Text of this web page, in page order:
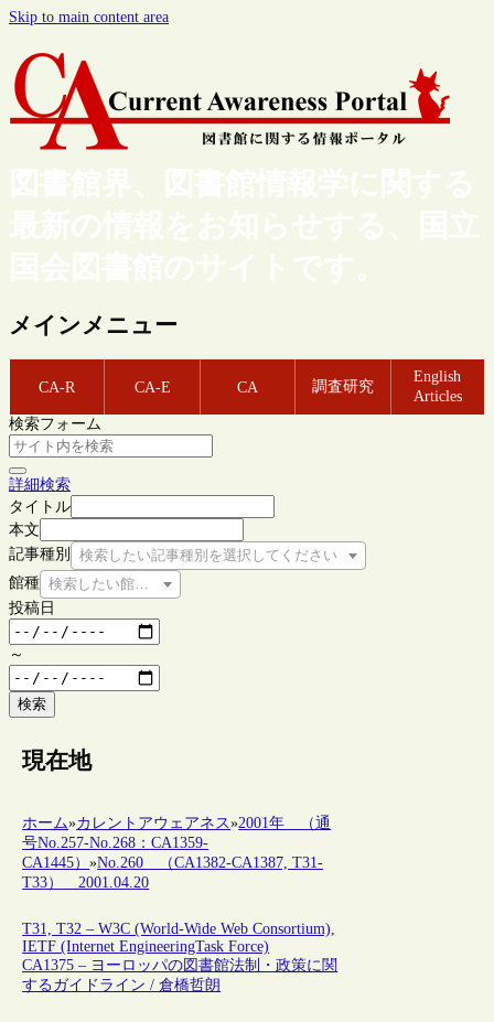
Skip to main content area
図書館界、図書館情報学に関する
最新の情報をお知らせする、国立
国会図書館のサイトです。
メインメニュー
CA-R CA-E CA 調査研究
English
Articles
検索フォーム
詳細検索
タイトル
本文
記事種別
検索したい記事種別を選択してください
館種 検索したい館種を選択してください
投稿日
～
検索
現在地
ホーム»カレントアウェアネス»2001年 （通
号No.257-No.268：CA1359-
CA1445）»No.260 （CA1382-CA1387, T31-
T33） 2001.04.20
T31, T32 – W3C (World-Wide Web Consortium),
IETF (Internet EngineeringTask Force)
CA1375 – ヨーロッパの図書館法制・政策に関
するガイドライン / 倉橋哲朗